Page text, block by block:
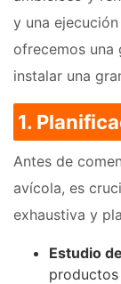
y una
ofrecemos una
instalar una
1.
Antes de
avícola, es
exhaustiva y
Estudio